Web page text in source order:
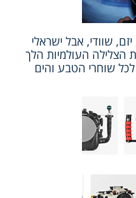
שוודי, אבל ישראלי
הצלילה העולמיות הלך
שוחרי הטבע והים